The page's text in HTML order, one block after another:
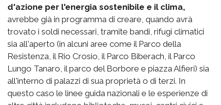
d'azione per l'energia sostenibile e il clima,
avrebbe già in programma di creare, quando avrà
trovato i soldi necessari, tramite bandi, rifugi climatici
sia all'aperto (in alcuni aree come il Parco della
Resistenza, il Rio Crosio, il Parco Biberach, il Parco
Lungo Tanaro, il parco del Borbore e piazza Alfieri) sia
all'interno di palazzi di sua proprietà o di terzi. In
questo caso le linee guida nazionali e le esperienze di